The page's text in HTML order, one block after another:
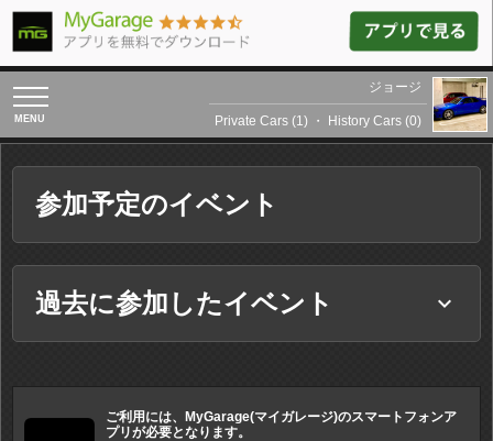
toggle
navigation
ジョージ
Private Cars (1) ・ History Cars (0)
参加予定のイベント
過去に参加したイベント keyboard_arrow_down
ご利用には、MyGarage(マイガレージ)のスマートフォンア
プリが必要となります。